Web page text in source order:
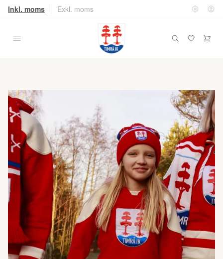
Inkl. moms Exkl. moms